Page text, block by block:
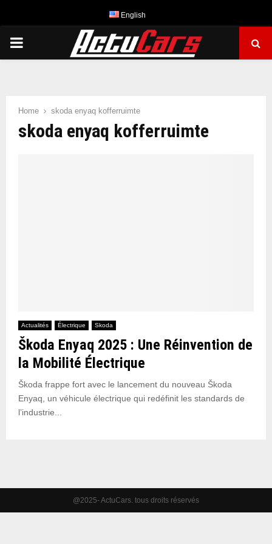
English
PRIMARY
Home skoda enyaq kofferruimte
skoda enyaq kofferruimte
Actualités Électrique Skoda
Škoda Enyaq 2025 : Une Réinvention de
la Mobilité Électrique
Škoda frappe fort avec le lancement du nouveau Škoda
Enyaq, un véhicule électrique qui redéfinit les standards de
l’industrie...
@2025- ActuCars. tous droits réservés